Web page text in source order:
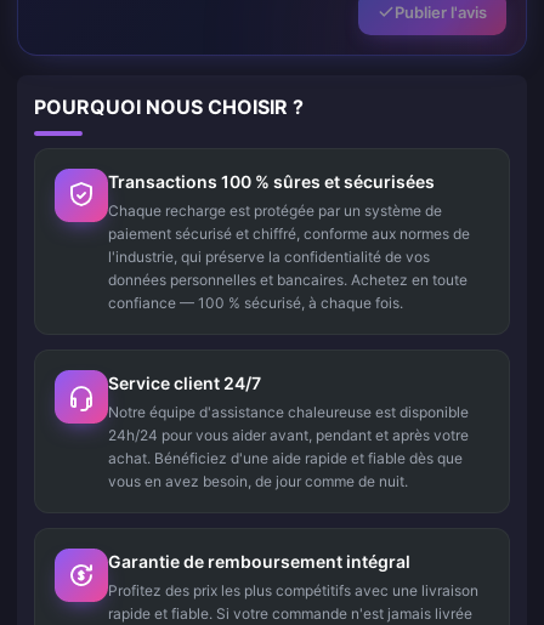
Publier l'avis
POURQUOI NOUS CHOISIR ?
Transactions 100 % sûres et sécurisées
Chaque recharge est protégée par un système de
paiement sécurisé et chiffré, conforme aux normes de
l'industrie, qui préserve la confidentialité de vos
données personnelles et bancaires. Achetez en toute
confiance — 100 % sécurisé, à chaque fois.
Service client 24/7
Notre équipe d'assistance chaleureuse est disponible
24h/24 pour vous aider avant, pendant et après votre
achat. Bénéficiez d'une aide rapide et fiable dès que
vous en avez besoin, de jour comme de nuit.
Garantie de remboursement intégral
Profitez des prix les plus compétitifs avec une livraison
rapide et fiable. Si votre commande n'est jamais livrée